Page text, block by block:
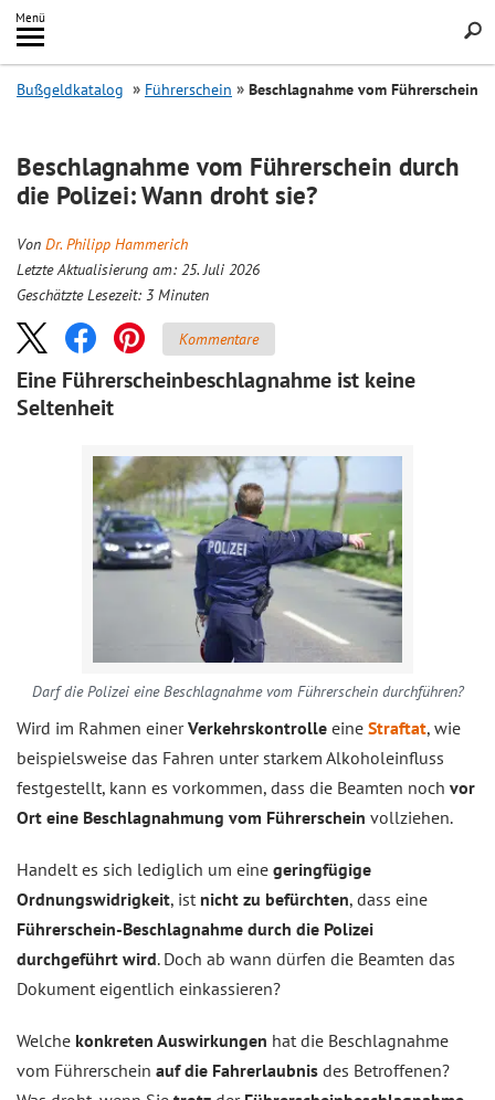
Inhalt
springen
Menü
Search
Bußgeldkatalog Führerschein Beschlagnahme vom Führerschein
Beschlagnahme vom Führerschein durch
die Polizei: Wann droht sie?
Von Dr. Philipp Hammerich
Letzte Aktualisierung am: 25. Juli 2026
Geschätzte Lesezeit: 3 Minuten
Kommentare
Eine Führerscheinbeschlagnahme ist keine
Seltenheit
Darf die Polizei eine Beschlagnahme vom Führerschein durchführen?
Wird im Rahmen einerVerkehrskontrolle eine Straftat, wie
beispielsweise das Fahren unter starkem Alkoholeinfluss
festgestellt, kann es vorkommen, dass die Beamten noch vor
Ort eine Beschlagnahmung vom Führerschein vollziehen.
Handelt es sich lediglich um eine geringfügige
Ordnungswidrigkeit, ist nicht zu befürchten, dass eine
Führerschein-Beschlagnahme durch die Polizei
durchgeführt wird. Doch ab wann dürfen die Beamten das
Dokument eigentlich einkassieren?
Welche konkreten Auswirkungen hat die Beschlagnahme
vom Führerschein auf die Fahrerlaubnis des Betroffenen?